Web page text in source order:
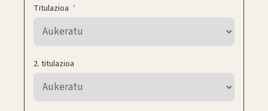
Titulazioa
2. titulazioa